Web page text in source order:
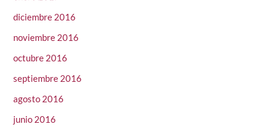
diciembre 2016
noviembre 2016
octubre 2016
septiembre 2016
agosto 2016
junio 2016